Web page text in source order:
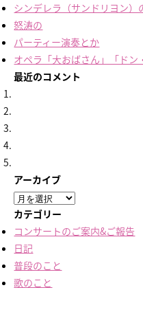
シンデレラ（サンドリヨン）
怒涛の
パーティー演奏とか
オペラ「大おばさん」「ド
最近のコメント
アーカイブ
ア
ー
カ
イ
ブ
カテゴリー
コンサートのご案内&ご報告
日記
普段のこと
歌のこと